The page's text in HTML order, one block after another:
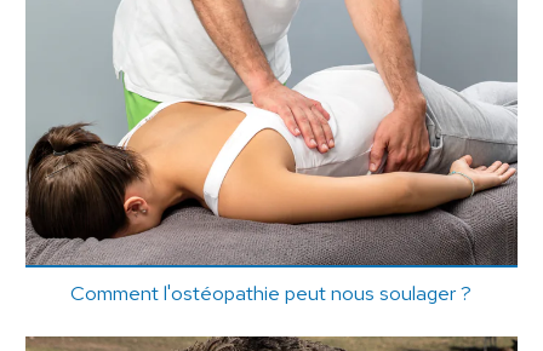
Comment l'ostéopathie peut nous soulager ?